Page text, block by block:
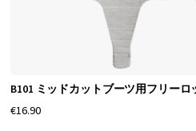
B101 ミッドカットブーツ用フリーロ
€16.90